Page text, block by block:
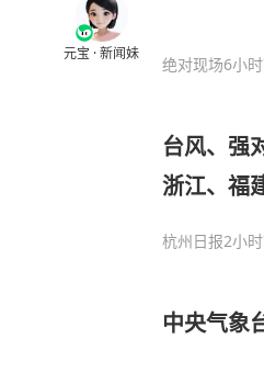
元宝 · 新闻妹
绝对现场6小
台风、强
浙江、福
杭州日报2小
中央气象